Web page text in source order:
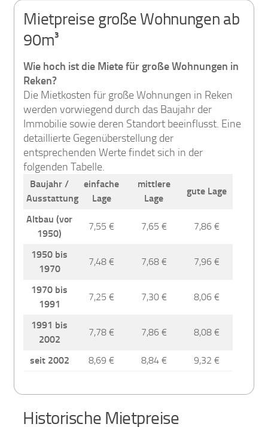
Mietpreise große Wohnungen ab
90m³
Wie hoch ist die Miete für große Wohnungen in
Reken?
Die Mietkosten für große Wohnungen in Reken
werden vorwiegend durch das Baujahr der
Immobilie sowie deren Standort beeinflusst. Eine
detaillierte Gegenüberstellung der
entsprechenden Werte findet sich in der
folgenden Tabelle.
Baujahr /
Ausstattung
einfache
Lage
mittlere
Lage
gute Lage
Altbau (vor
1950)
7,55 € 7,65 € 7,86 €
1950 bis
1970
7,48 € 7,68 € 7,96 €
1970 bis
1991
7,25 € 7,30 € 8,06 €
1991 bis
2002
7,78 € 7,86 € 8,08 €
seit 2002 8,69 € 8,84 € 9,32 €
Historische Mietpreise